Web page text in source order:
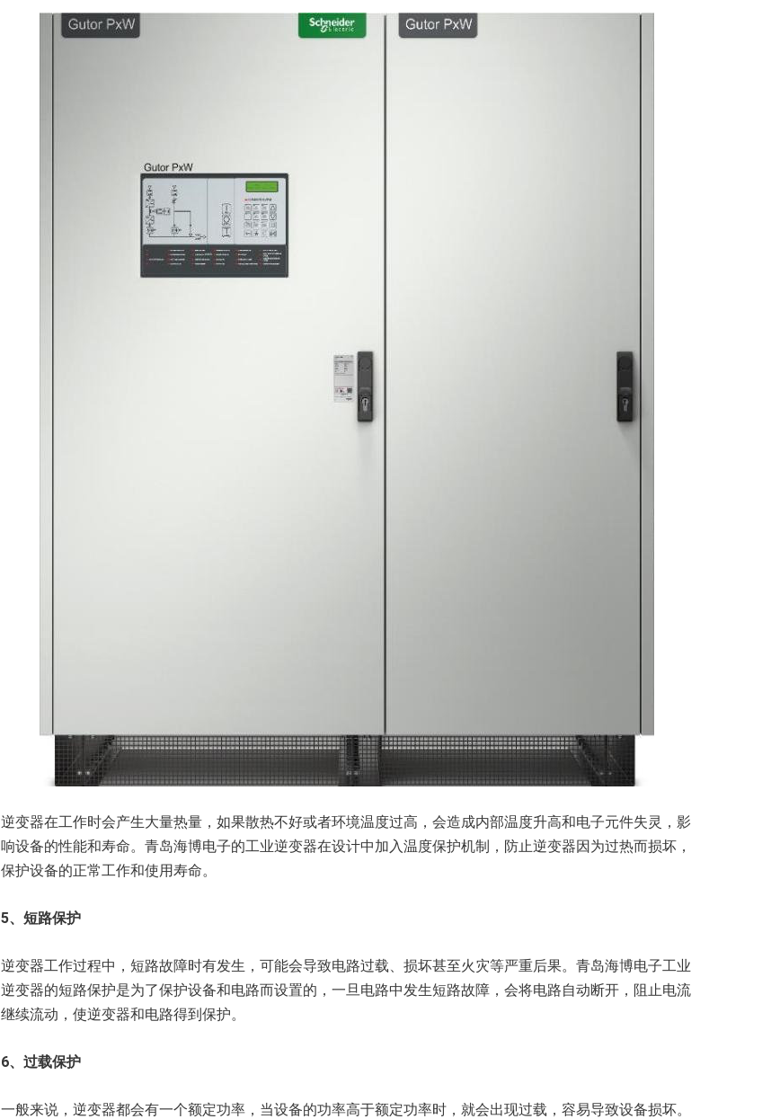
逆变器在工作时会产生大量热量，如果散热不好或者环境温度过高，会造成内部温度升高和电子元件失灵，影
响设备的性能和寿命。青岛海博电子的工业逆变器在设计中加入温度保护机制，防止逆变器因为过热而损坏，
保护设备的正常工作和使用寿命。
5、短路保护
逆变器工作过程中，短路故障时有发生，可能会导致电路过载、损坏甚至火灾等严重后果。青岛海博电子工业
逆变器的短路保护是为了保护设备和电路而设置的，一旦电路中发生短路故障，会将电路自动断开，阻止电流
继续流动，使逆变器和电路得到保护。
6、过载保护
一般来说，逆变器都会有一个额定功率，当设备的功率高于额定功率时，就会出现过载，容易导致设备损坏。